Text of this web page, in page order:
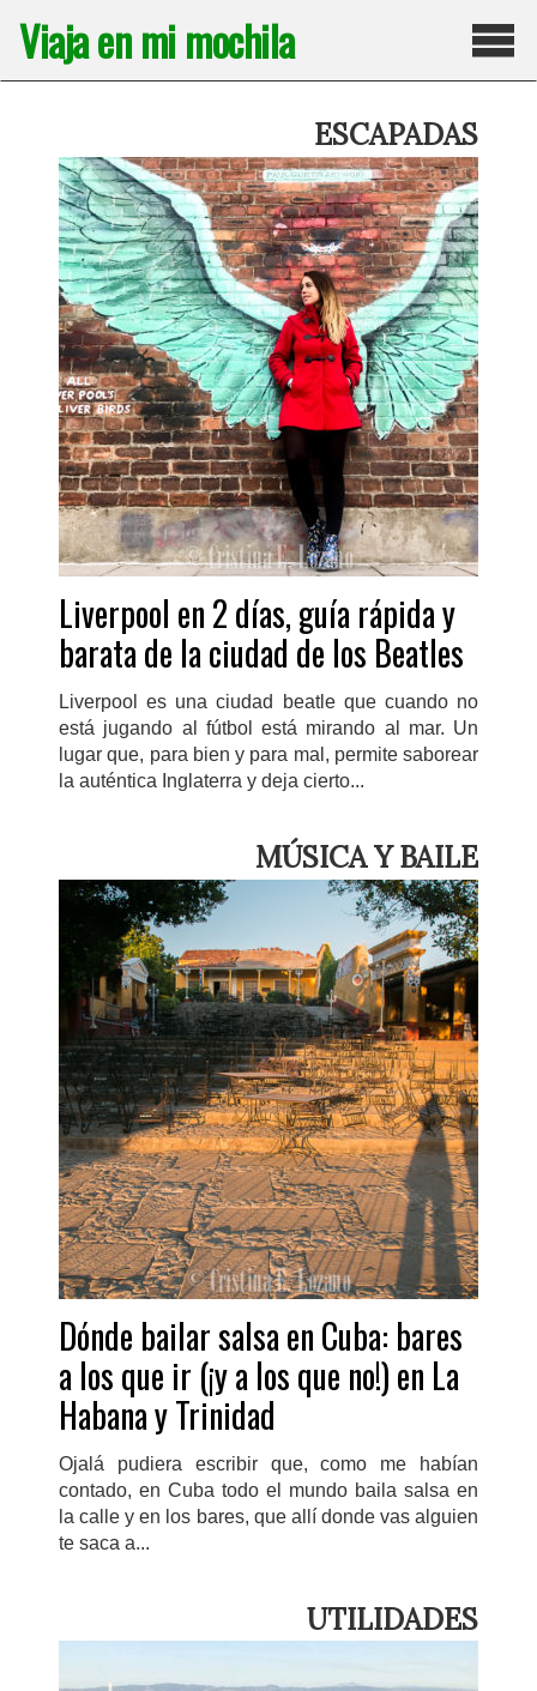
contenido
Viaja en mi mochila
ESCAPADAS
Liverpool en 2 días, guía rápida y
barata de la ciudad de los Beatles
Liverpool es una ciudad beatle que cuando no
está jugando al fútbol está mirando al mar. Un
lugar que, para bien y para mal, permite saborear
la auténtica Inglaterra y deja cierto...
MÚSICA Y BAILE
Dónde bailar salsa en Cuba: bares
a los que ir (¡y a los que no!) en La
Habana y Trinidad
Ojalá pudiera escribir que, como me habían
contado, en Cuba todo el mundo baila salsa en
la calle y en los bares, que allí donde vas alguien
te saca a...
UTILIDADES